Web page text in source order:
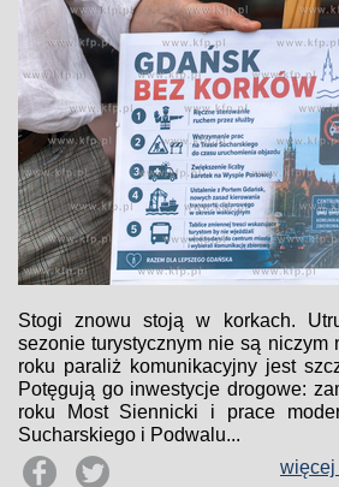
Stogi znowu stoją w korkach.
sezonie turystycznym nie są niczym
roku paraliż komunikacyjny jest
Potęgują go inwestycje drogowe:
roku Most Siennicki i prace
Sucharskiego i Podwalu...
więcej